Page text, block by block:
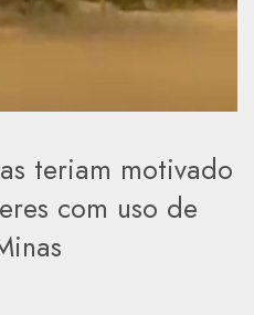
teriam motivado
com uso de